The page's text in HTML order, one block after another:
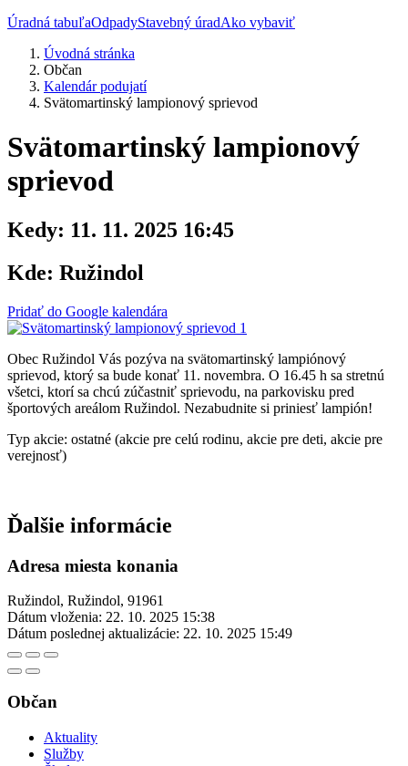
Úradná tabuľaOdpadyStavebný úradAko vybaviť
Úvodná stránka
Občan
Kalendár podujatí
Svätomartinský lampionový sprievod
Svätomartinský lampionový
sprievod
Kedy: 11. 11. 2025 16:45
Kde: Ružindol
Pridať do Google kalendára
Obec Ružindol Vás pozýva na svätomartinský lampiónový
sprievod, ktorý sa bude konať 11. novembra. O 16.45 h sa stretnú
všetci, ktorí sa chcú zúčastniť sprievodu, na parkovisku pred
športových areálom Ružindol. Nezabudnite si priniesť lampión!
Typ akcie: ostatné (akcie pre celú rodinu, akcie pre deti, akcie pre
verejnosť)
Ďalšie informácie
Adresa miesta konania
Ružindol, Ružindol, 91961
Dátum vloženia: 22. 10. 2025 15:38
Dátum poslednej aktualizácie: 22. 10. 2025 15:49
Občan
Aktuality
Služby